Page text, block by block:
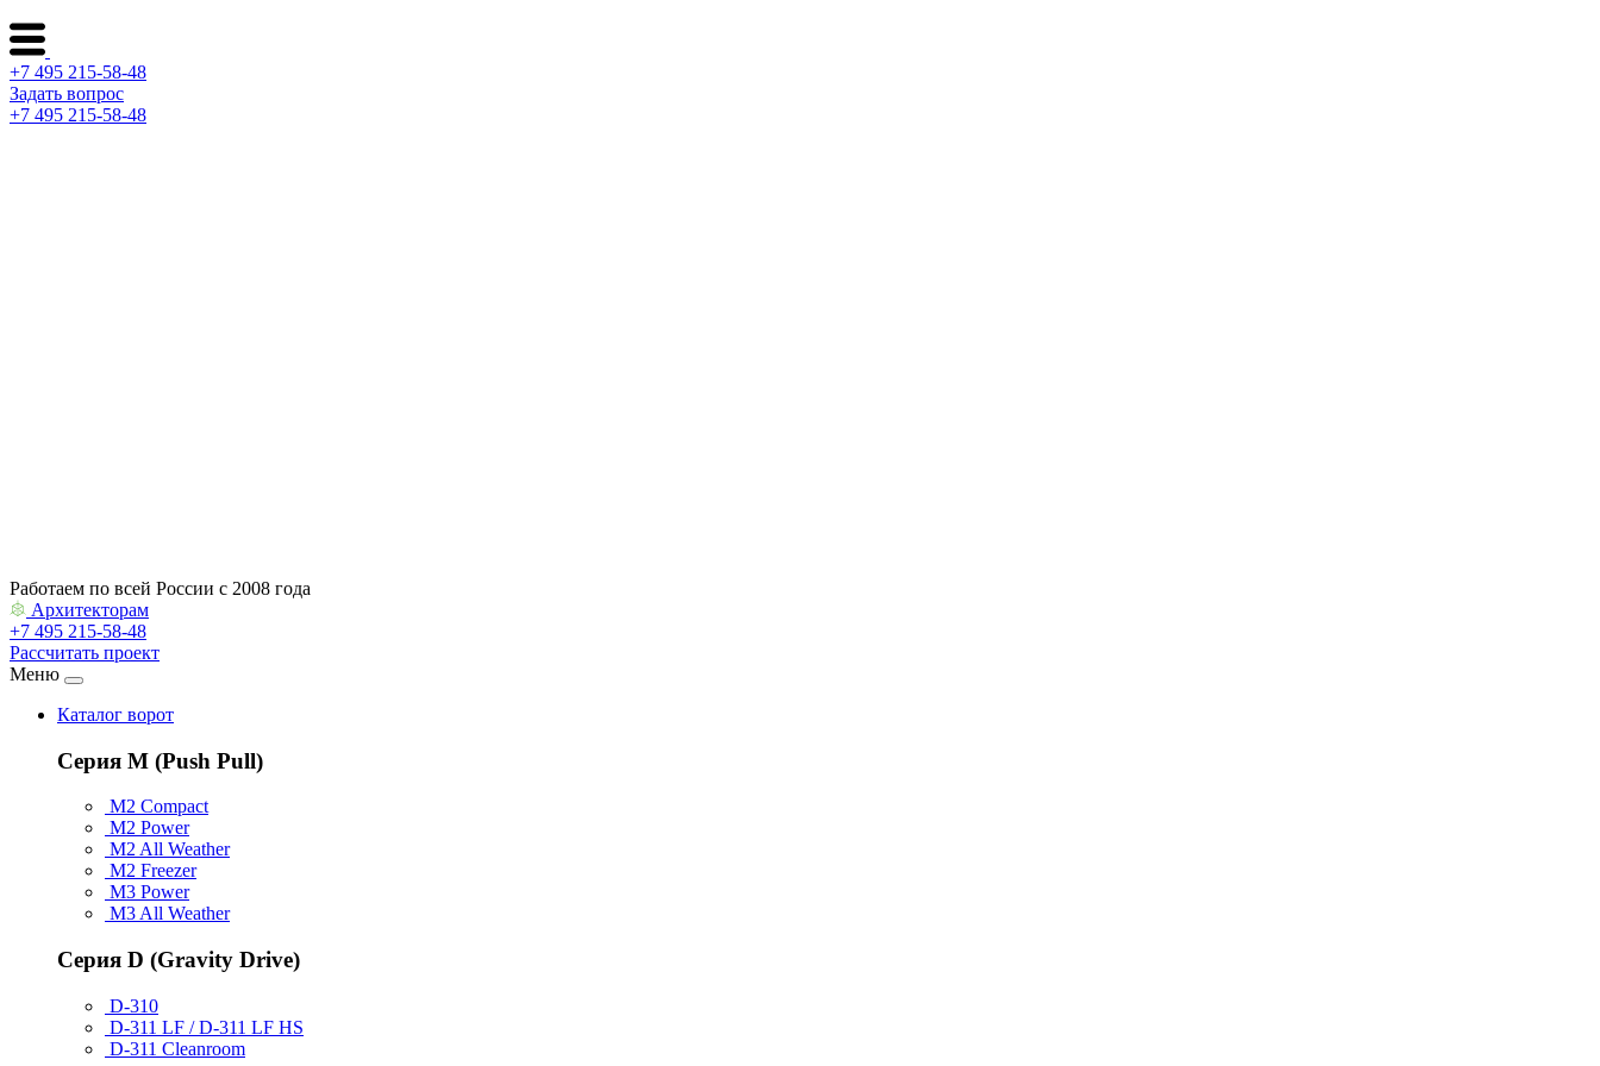
+7 495 215-58-48
Задать вопрос
+7 495 215-58-48
Работаем по всей России с 2008 года
Архитекторам
+7 495 215-58-48
Рассчитать проект
Меню
Каталог ворот
Серия M (Push Pull)
M2 Compact
M2 Power
M2 All Weather
M2 Freezer
M3 Power
M3 All Weather
Серия D (Gravity Drive)
D-310
D-311 LF / D-311 LF HS
D-311 Cleanroom